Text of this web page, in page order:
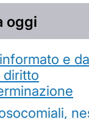
oggi
e
diritto